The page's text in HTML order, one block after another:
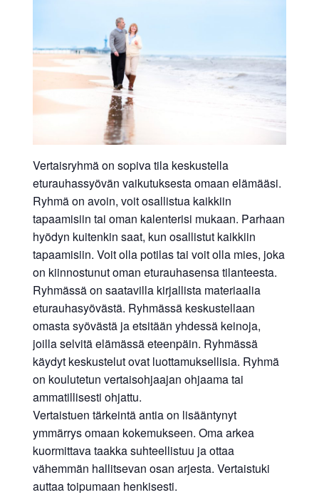
Vertaisryhmä on sopiva tila keskustella
eturauhassyövän vaikutuksesta omaan elämääsi.
Ryhmä on avoin, voit osallistua kaikkiin
tapaamisiin tai oman kalenterisi mukaan. Parhaan
hyödyn kuitenkin saat, kun osallistut kaikkiin
tapaamisiin. Voit olla potilas tai voit olla mies, joka
on kiinnostunut oman eturauhasensa tilanteesta.
Ryhmässä on saatavilla kirjallista materiaalia
eturauhasyövästä. Ryhmässä keskustellaan
omasta syövästä ja etsitään yhdessä keinoja,
joilla selvitä elämässä eteenpäin. Ryhmässä
käydyt keskustelut ovat luottamuksellisia. Ryhmä
on koulutetun vertaisohjaajan ohjaama tai
ammatillisesti ohjattu.
Vertaistuen tärkeintä antia on lisääntynyt
ymmärrys omaan kokemukseen. Oma arkea
kuormittava taakka suhteellistuu ja ottaa
vähemmän hallitsevan osan arjesta. Vertaistuki
auttaa toipumaan henkisesti.